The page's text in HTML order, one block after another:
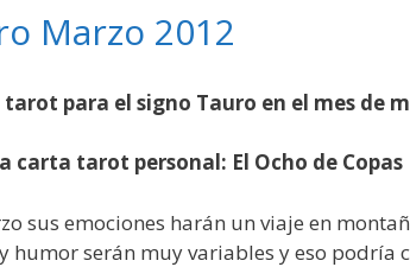
Marzo 2012
para el signo Tauro en el mes de
carta tarot personal: El Ocho de Copas
sus emociones harán un viaje en
humor serán muy variables y eso podría